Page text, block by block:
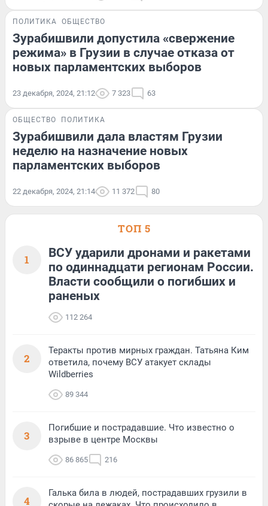
ПОЛИТИКА ОБЩЕСТВО
Зурабишвили допустила «свержение
режима» в Грузии в случае отказа от
новых парламентских выборов
23 декабря, 2024, 21:12 7 323 63
ОБЩЕСТВО ПОЛИТИКА
Зурабишвили дала властям Грузии
неделю на назначение новых
парламентских выборов
22 декабря, 2024, 21:14 11 372 80
ТОП 5
1
ВСУ ударили дронами и ракетами
по одиннадцати регионам России.
Власти сообщили о погибших и
раненых
112 264
2
Теракты против мирных граждан. Татьяна Ким
ответила, почему ВСУ атакует склады
Wildberries
89 344
3
Погибшие и пострадавшие. Что известно о
взрыве в центре Москвы
86 865 216
4
Галька била в людей, пострадавших грузили в